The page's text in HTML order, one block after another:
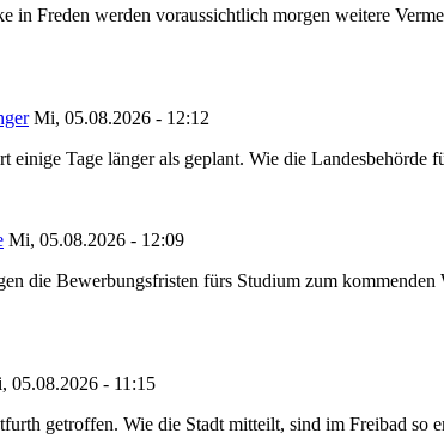
Freden werden voraussichtlich morgen weitere
Mi, 05.08.2026 - 12:12
Tage länger als geplant. Wie die
Mi, 05.08.2026 - 12:09
die Bewerbungsfristen fürs Studium zum
05.08.2026 - 11:15
getroffen. Wie die Stadt mitteilt, sind im Freibad so